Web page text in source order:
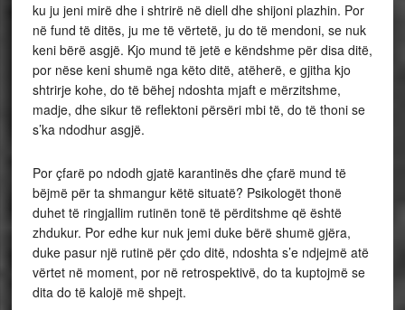
ku ju jeni mirë dhe i shtrirë në diell dhe shijoni plazhin. Por
në fund të ditës, ju me të vërtetë, ju do të mendoni, se nuk
keni bërë asgjë. Kjo mund të jetë e këndshme për disa ditë,
por nëse keni shumë nga këto ditë, atëherë, e gjitha kjo
shtrirje kohe, do të bëhej ndoshta mjaft e mërzitshme,
madje, dhe sikur të reflektoni përsëri mbi të, do të thoni se
s’ka ndodhur asgjë.
Por çfarë po ndodh gjatë karantinës dhe çfarë mund të
bëjmë për ta shmangur këtë situatë? Psikologët thonë
duhet të ringjallim rutinën tonë të përditshme që është
zhdukur. Por edhe kur nuk jemi duke bërë shumë gjëra,
duke pasur një rutinë për çdo ditë, ndoshta s’e ndjejmë atë
vërtet në moment, por në retrospektivë, do ta kuptojmë se
dita do të kalojë më shpejt.